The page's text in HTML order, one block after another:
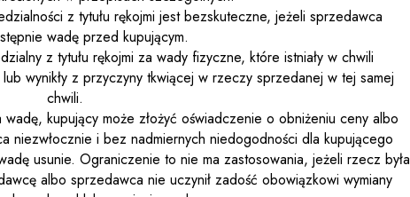
z tytułu rękojmi jest bezskuteczne, jeżeli sprzedawca
wadę przed kupującym.
z tytułu rękojmi za wady fizyczne, które istniały w chwili
wynikły z przyczyny tkwiącej w rzeczy sprzedanej w tej samej
chwili.
kupujący może złożyć oświadczenie o obniżeniu ceny albo
niezwłocznie i bez nadmiernych niedogodności dla kupującego
usunie. Ograniczenie to nie ma zastosowania, jeżeli rzecz była
albo sprzedawca nie uczynił zadość obowiązkowi wymiany